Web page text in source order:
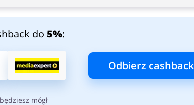
do 5%:
Odbierz cashback
mógł